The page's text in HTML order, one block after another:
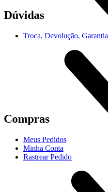
Dúvidas
Troca, Devolução, Garantia
Compras
Meus Pedidos
Minha Conta
Rastrear Pedido